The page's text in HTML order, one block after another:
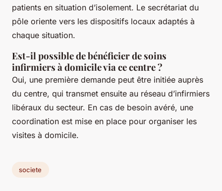
patients en situation d’isolement. Le secrétariat du
pôle oriente vers les dispositifs locaux adaptés à
chaque situation.
Est-il possible de bénéficier de soins
infirmiers à domicile via ce centre ?
Oui, une première demande peut être initiée auprès
du centre, qui transmet ensuite au réseau d’infirmiers
libéraux du secteur. En cas de besoin avéré, une
coordination est mise en place pour organiser les
visites à domicile.
societe